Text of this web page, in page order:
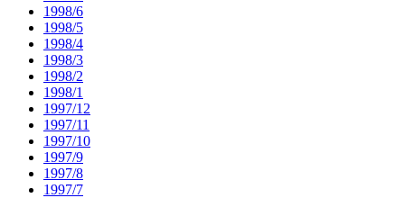
1998/6
1998/5
1998/4
1998/3
1998/2
1998/1
1997/12
1997/11
1997/10
1997/9
1997/8
1997/7